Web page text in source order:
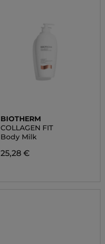
BIOTHERM
COLLAGEN FIT
Body Milk
25,28 €